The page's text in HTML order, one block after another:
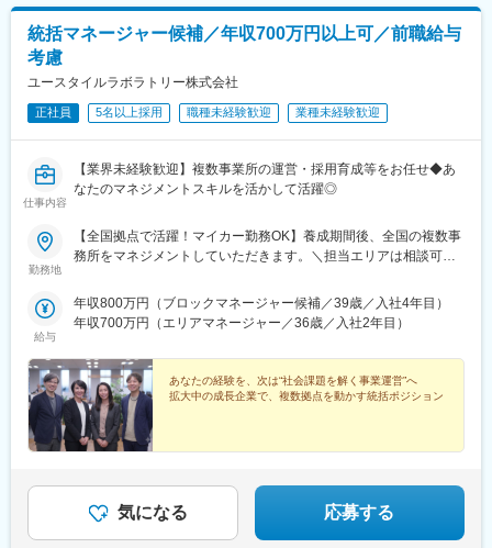
統括マネージャー候補／年収700万円以上可／前職給与
考慮
ユースタイルラボラトリー株式会社
正社員 5名以上採用 職種未経験歓迎 業種未経験歓迎
仕事内容
【業界未経験歓迎】複数事業所の運営・採用育成等をお任せ◆あ
なたのマネジメントスキルを活かして活躍◎
勤務地
【全国拠点で活躍！マイカー勤務OK】養成期間後、全国の複数事
務所をマネジメントしていただきます。＼担当エリアは相談可
《養成期間中の勤務地》現在は東京、横浜、埼玉、福岡の事業所
で行っていますが、ご希望に合わせて、お住まいのエリアで行う
気軽にご相談ください。《養成期間後の勤務地》全国47都道府県
が対象※現在お住まいの地域又はジェネラルマネージャーと相談の
上決定《配属事業部について》障害福祉事業では「重度訪問介
護」と「グループホーム」、高齢者事業では「訪問介護事業」を
展開しています。配属に関しては、適性や条件等に応じて、配属
の事業部を決定。あなたの適性や能力を活かせる適切な部署でご
なる点はご相談ください。☆引越し手当支給・借り上げ社宅提供
あり（無料）
給与
年収800万円（ブロックマネージャー候補／39歳／入社4年目）
年収700万円（エリアマネージャー／36歳／入社2年目）
あなたの経験を、次は“社会課題を解く事業運営”へ
拡大中の成長企業で、複数拠点を動かす統括ポジション
気になる 応募する